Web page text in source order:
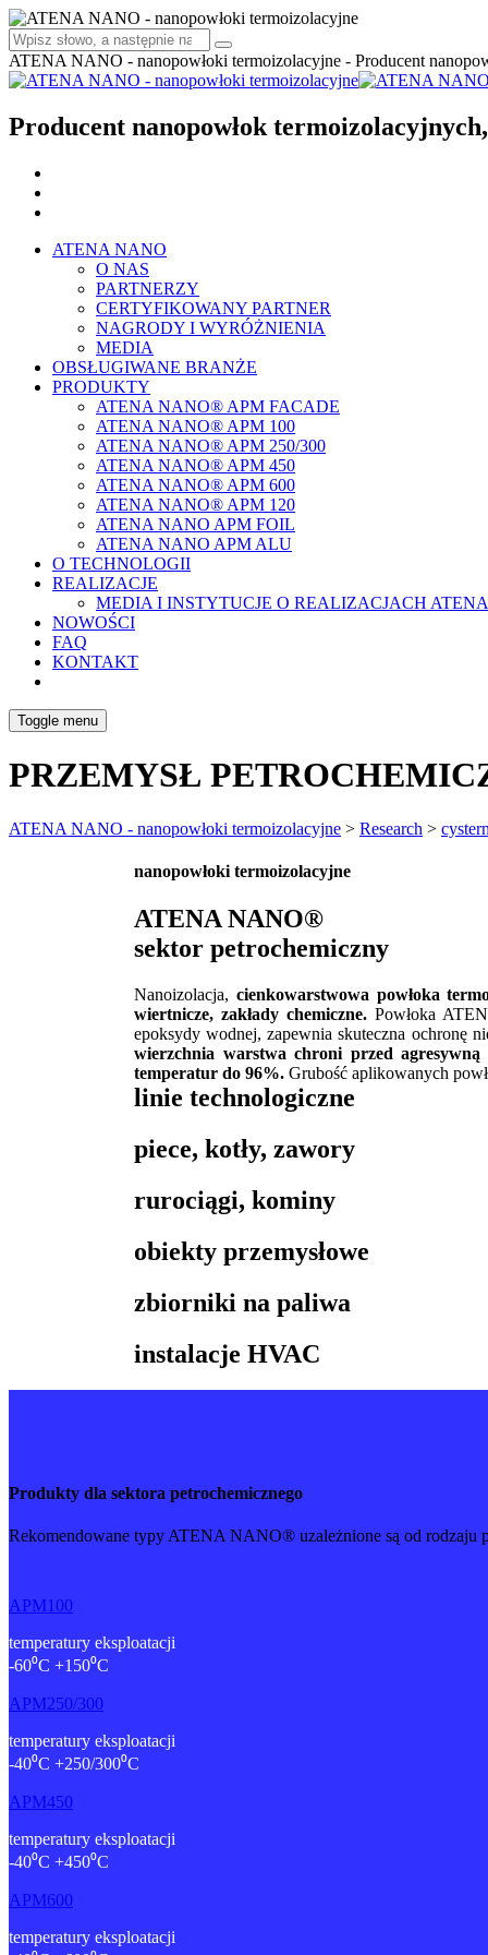
ATENA NANO - nanopowłoki termoizolacyjne - Producent
Producent nanopowłok
ATENA NANO
O NAS
PARTNERZY
CERTYFIKOWANY PARTNER
NAGRODY I WYRÓŻNIENIA
MEDIA
OBSŁUGIWANE BRANŻE
PRODUKTY
ATENA NANO® APM FACADE
ATENA NANO® APM 100
ATENA NANO® APM 250/300
ATENA NANO® APM 450
ATENA NANO® APM 600
ATENA NANO® APM 120
ATENA NANO APM FOIL
ATENA NANO APM ALU
O TECHNOLOGII
REALIZACJE
MEDIA I INSTYTUCJE O REALIZACJACH
NOWOŚCI
FAQ
KONTAKT
Toggle menu
PRZEMYSŁ
ATENA NANO - nanopowłoki termoizolacyjne > Research >
nanopowłoki termoizolacyjne
ATENA NANO®
sektor petrochemiczny
Nanoizolacja, cienkowarstwowa powłoka
wiertnicze, zakłady chemiczne. Powłoka
epoksydy wodnej, zapewnia skuteczna ochronę
wierzchnia warstwa chroni przed
temperatur do 96%. Grubość aplikowanych
linie technologiczne
piece, kotły, zawory
rurociągi, kominy
obiekty przemysłowe
zbiorniki na paliwa
instalacje HVAC
Produkty dla sektora petrochemicznego
Rekomendowane typy ATENA NANO® uzależnione są od rodzaju
APM100
temperatury eksploatacji
-60⁰C +150⁰C
APM250/300
temperatury eksploatacji
-40⁰C +250/300⁰C
APM450
temperatury eksploatacji
-40⁰C +450⁰C
APM600
temperatury eksploatacji